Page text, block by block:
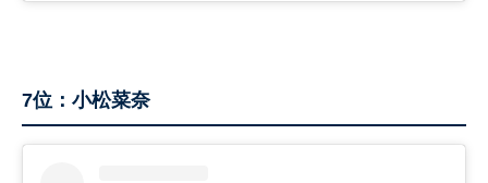
7位：小松菜奈